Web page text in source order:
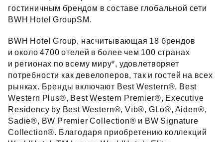
гостиничным брендом в составе глобальной сети
BWH Hotel GroupSM.
BWH Hotel Group, насчитывающая 18 брендов
и около 4700 отелей в более чем 100 странах
и регионах по всему миру*, удовлетворяет
потребности как девелоперов, так и гостей на всех
рынках. Бренды включают Best Western®, Best
Western Plus®, Best Western Premier®, Executive
Residency by Best Western®, Vīb®, GLō®, Aiden®,
Sadie®, BW Premier Collection® и BW Signature
Collection®. Благодаря приобретению коллекций